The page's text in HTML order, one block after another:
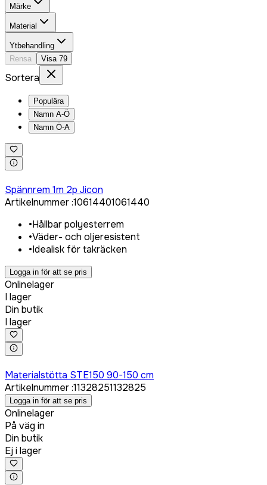
Märke
Material
Ytbehandling
Rensa
Visa 79
Sortera
Populära
Namn A-Ö
Namn Ö-A
Spännrem 1m 2p Jicon
Artikelnummer:10614401061440
•Hållbar polyesterrem
•Väder- och oljeresistent
•Idealisk för takräcken
Logga in för att se pris
Onlinelager
I lager
Din butik
I lager
Materialstötta STE150 90-150 cm
Artikelnummer:11328251132825
Logga in för att se pris
Onlinelager
På väg in
Din butik
Ej i lager